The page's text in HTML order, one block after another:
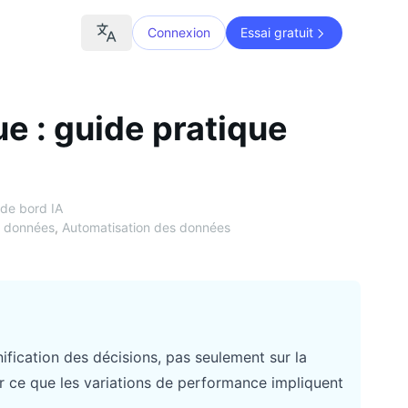
Connexion Essai gratuit
: guide pratique
bord IA
données, Automatisation des données
des décisions, pas seulement sur la
que les variations de performance impliquent